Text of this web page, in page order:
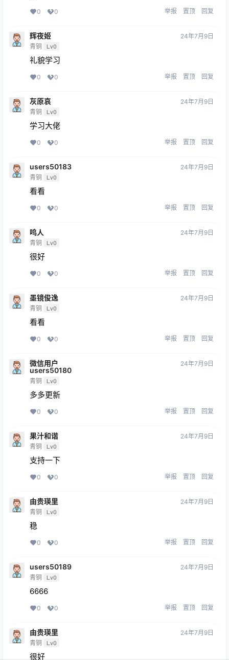
0 0 举报 置顶 回复
辉夜姬
青铜 Lv0
24年7月9日
礼貌学习
0 0 举报 置顶 回复
灰原哀
青铜 Lv0
24年7月9日
学习大佬
0 0 举报 置顶 回复
users50183
青铜 Lv0
24年7月9日
看看
0 0 举报 置顶 回复
鸣人
青铜 Lv0
24年7月9日
很好
0 0 举报 置顶 回复
墨镜俊逸
青铜 Lv0
24年7月9日
看看
0 0 举报 置顶 回复
微信用户
users50180
青铜 Lv0
24年7月9日
多多更新
0 0 举报 置顶 回复
果汁和谐
青铜 Lv0
24年7月9日
支持一下
0 0 举报 置顶 回复
由贵瑛里
青铜 Lv0
24年7月9日
稳
0 0 举报 置顶 回复
users50189
青铜 Lv0
24年7月9日
6666
0 0 举报 置顶 回复
由贵瑛里
青铜 Lv0
24年7月9日
很好